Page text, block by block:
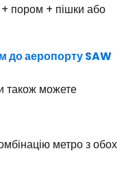
пором + пішки або
до аеропорту SAW
також можете
метро з обох